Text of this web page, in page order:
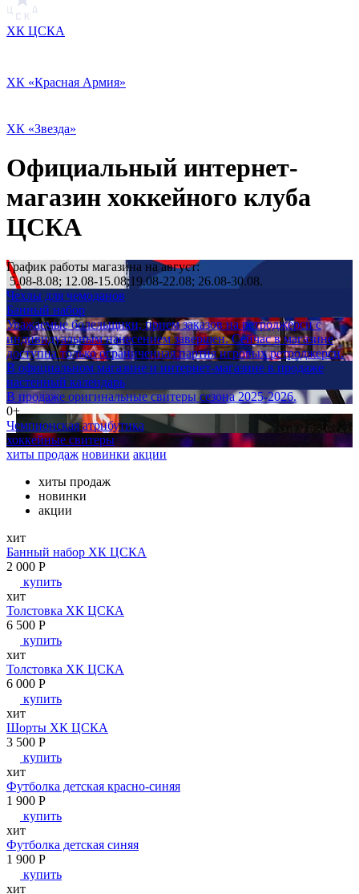
ХК ЦСКА
ХК «Красная Армия»
ХК «Звезда»
Официальный интернет-
магазин хоккейного клуба
ЦСКА
График работы магазина на август:
5.08-8.08; 12.08-15.08;19.08-22.08; 26.08-30.08.
Чехлы для чемоданов
Банный набор
Уважаемые болельщики, прием заказов на ретроджерси с
индивидуальным нанесением завершен. Сейчас в магазине
доступна только ограниченная партия игровых ретроджерси.
В официальном магазине и интернет-магазине в продаже
настенный календарь
В продаже оригинальные свитеры сезона 2025-2026.
0+
Чемпионская атрибутика
хоккейные свитеры
хиты продаж новинки акции
хиты продаж
новинки
акции
хит
Банный набор ХК ЦСКА
2 000 P
купить
хит
Толстовка ХК ЦСКА
6 500 P
купить
хит
Толстовка ХК ЦСКА
6 000 P
купить
хит
Шорты ХК ЦСКА
3 500 P
купить
хит
Футболка детская красно-синяя
1 900 P
купить
хит
Футболка детская синяя
1 900 P
купить
хит